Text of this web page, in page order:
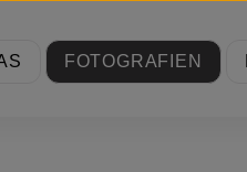
FOTOGRAFIEN